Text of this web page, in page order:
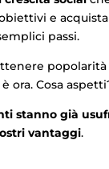
e
passi.
popolarità
ora. Cosa
stanno già
vantaggi.